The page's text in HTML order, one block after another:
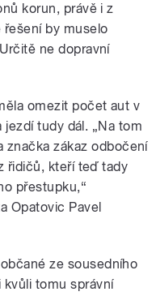
korun, právě i z
by muselo
ne dopravní
omezit počet aut v
tudy dál. „Na tom
značka zákaz odbočení
řidičů, kteří teď tady
přestupku,“
Opatovic Pavel
ze sousedního
kvůli tomu správní